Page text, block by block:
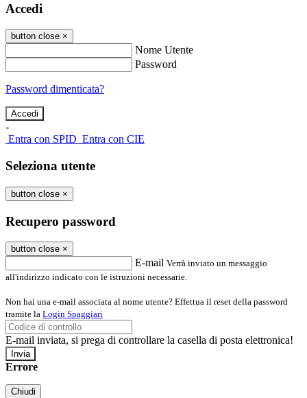
Accedi
button close ×
Nome Utente
Password
Password dimenticata?
-
Entra con SPID Entra con CIE
Seleziona utente
button close ×
Recupero password
button close ×
E-mail Verrà inviato un messaggio
all'indirizzo indicato con le istruzioni necessarie.
Non hai una e-mail associata al nome utente? Effettua il reset della password
tramite la Login Spaggiari
E-mail inviata, si prega di controllare la casella di posta elettronica!
Errore
Chiudi